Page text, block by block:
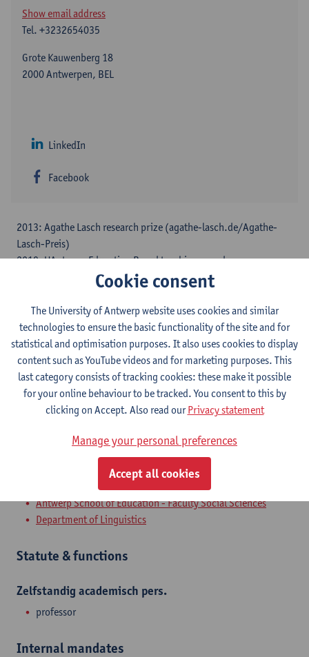
Show email address
Tel. +3232654035
Grote Kauwenberg 18
2000 Antwerpen, BEL
LinkedIn
Facebook
2013: Agathe Lasch research prize (agathe-lasch.de/Agathe-
Lasch-Preis)
2019: UAntwerp Education Board teaching award
2021- Senior Research Associate, Rhodes University (SA)
2023- Chief Researcher, Kaunas University of Technology (LT)
2023- Extraordinary Professor, Stellenbosch University (SA)
Board Member of:
European Day of Languages Platform, epos
Academic Council of the University Foundation for Poverty
Reduction, USAB
Kommission für Mundart- und Namenforschung Westfalens
Antwerp School of Education - Faculty Social Sciences
Department of Linguistics
Statute & functions
Zelfstandig academisch pers.
professor
Internal mandates
Cookie consent
The University of Antwerp website uses cookies and similar
technologies to ensure the basic functionality of the site and for
statistical and optimisation purposes. It also uses cookies to display
content such as YouTube videos and for marketing purposes. This
last category consists of tracking cookies: these make it possible
for your online behaviour to be tracked. You consent to this by
clicking on Accept. Also read ourPrivacy statement
Manage your personal preferences
Accept all cookies